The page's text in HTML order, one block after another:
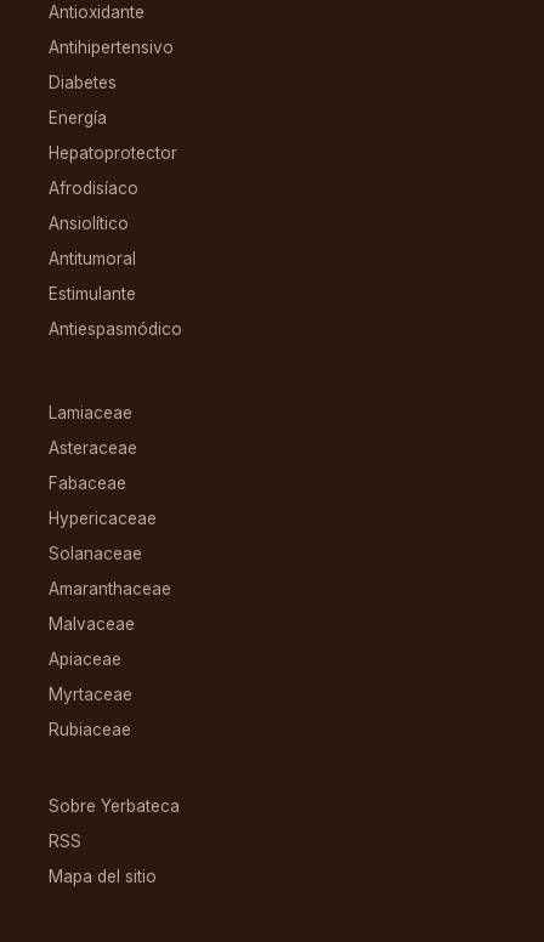
Antioxidante
Antihipertensivo
Diabetes
Energía
Hepatoprotector
Afrodisíaco
Ansiolítico
Antitumoral
Estimulante
Antiespasmódico
Lamiaceae
Asteraceae
Fabaceae
Hypericaceae
Solanaceae
Amaranthaceae
Malvaceae
Apiaceae
Myrtaceae
Rubiaceae
Sobre Yerbateca
RSS
Mapa del sitio